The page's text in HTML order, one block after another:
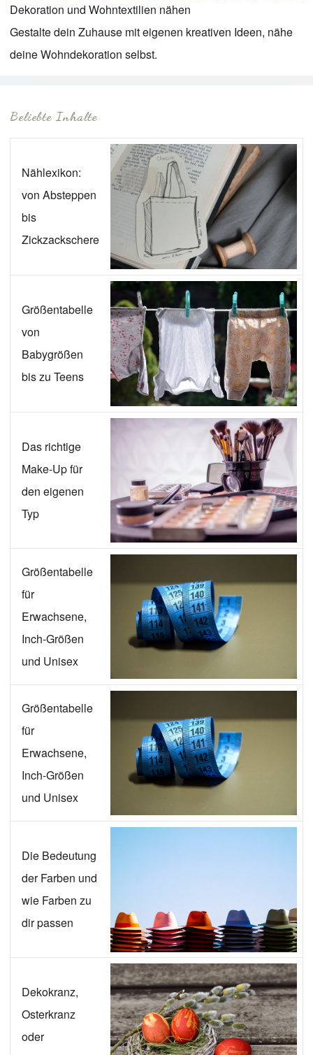
Beliebte Inhalte
Nählexikon:
von Absteppen
bis
Zickzackschere
Größentabelle
von
Babygrößen
bis zu Teens
Das richtige
Make-Up für
den eigenen
Typ
Größentabelle
für
Erwachsene,
Inch-Größen
und Unisex
Größentabelle
für
Erwachsene,
Inch-Größen
und Unisex
Die Bedeutung
der Farben und
wie Farben zu
dir passen
Dekokranz,
Osterkranz
oder
Dekoration und Wohntextilien nähen
Gestalte dein Zuhause mit eigenen kreativen Ideen, nähe
deine Wohndekoration selbst.